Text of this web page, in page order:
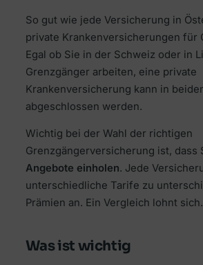
So gut wie jede Versicherung in
private Krankenversicherungen für
Egal ob Sie in der Schweiz oder in
Grenzgänger arbeiten, eine private
Krankenversicherung kann in
abgeschlossen werden.
Wichtig bei der Wahl der richtigen
Grenzgängerversicherung ist, dass
Angebote einholen. Jede
unterschiedliche Tarife zu
Prämien an. Ein Vergleich lohnt sich.
Was ist wichtig